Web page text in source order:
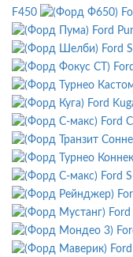
F450
Ford
Ford
Ford
Ford
Ford